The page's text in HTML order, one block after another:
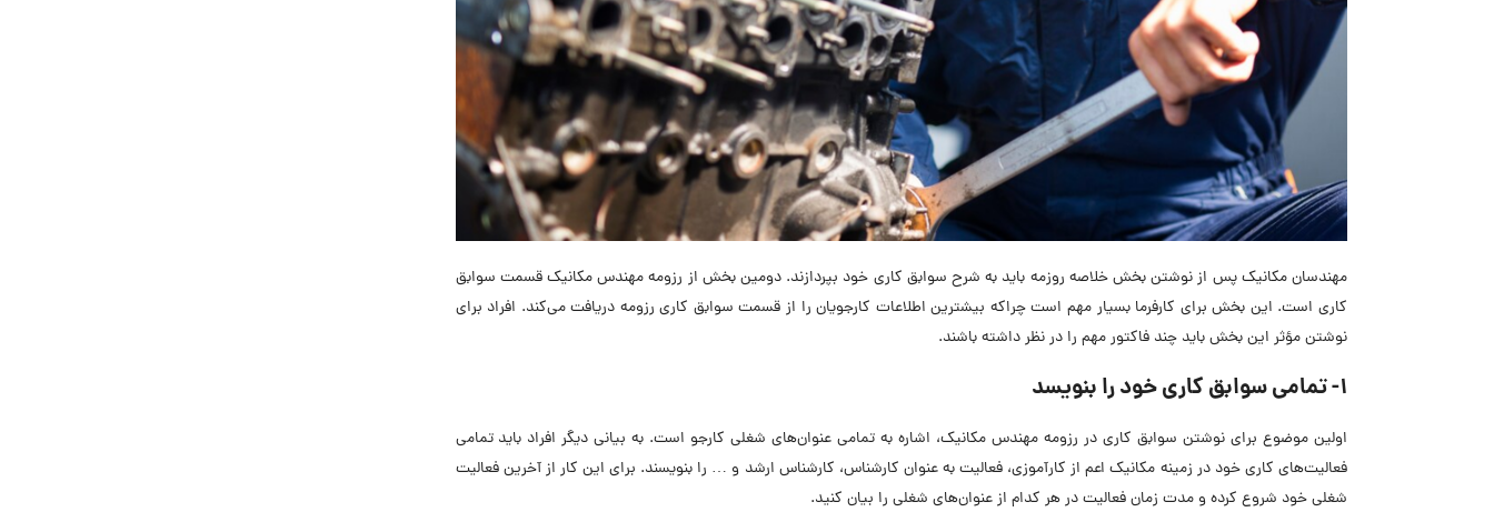
مهندسان مکانیک پس از نوشتن بخش خلاصه روزمه باید به شرح سوابق کاری خود بپردازند. دومین بخش از رزومه مهندس مکانیک قسمت سوابق
کاری است. این بخش برای کارفرما بسیار مهم است چراکه بیشترین اطلاعات کارجویان را از قسمت سوابق کاری رزومه دریافت می‌کند. افراد برای
نوشتن مؤثر این بخش باید چند فاکتور مهم را در نظر داشته باشند.
1- تمامی سوابق کاری خود را بنویسد
اولین موضوع برای نوشتن سوابق کاری در رزومه مهندس مکانیک، اشاره به تمامی عنوان‌های شغلی کارجو است. به بیانی دیگر افراد باید تمامی
فعالیت‌های کاری خود در زمینه مکانیک اعم از کارآموزی، فعالیت به عنوان کارشناس، کارشناس ارشد و … را بنویسند. برای این کار از آخرین فعالیت
شغلی خود شروع کرده و مدت زمان فعالیت در هر کدام از عنوان‌های شغلی را بیان کنید.